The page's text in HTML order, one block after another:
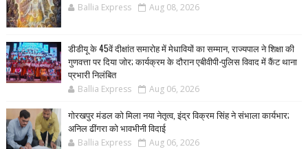
Ballia Express Aug 08, 2026
डीडीयू के 45वें दीक्षांत समारोह में मेधावियों का सम्मान, राज्यपाल ने शिक्षा की
गुणवत्ता पर दिया जोर; कार्यक्रम के दौरान एबीवीपी-पुलिस विवाद में कैंट थाना
प्रभारी निलंबित
Ballia Express Aug 06, 2026
गोरखपुर मंडल को मिला नया नेतृत्व, इंद्र विक्रम सिंह ने संभाला कार्यभार;
अनिल ढींगरा को भावभीनी विदाई
Ballia Express Aug 06, 2026